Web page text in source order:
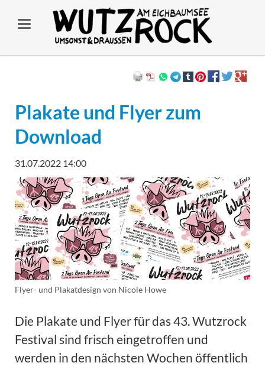
Plakate und Flyer zum
Download
31.07.2022 14:00
Flyer- und Plakatdesign von Nicole Howe
Die Plakate und Flyer für das 43. Wutzrock
Festival sind frisch eingetroffen und
werden in den nächsten Wochen öffentlich